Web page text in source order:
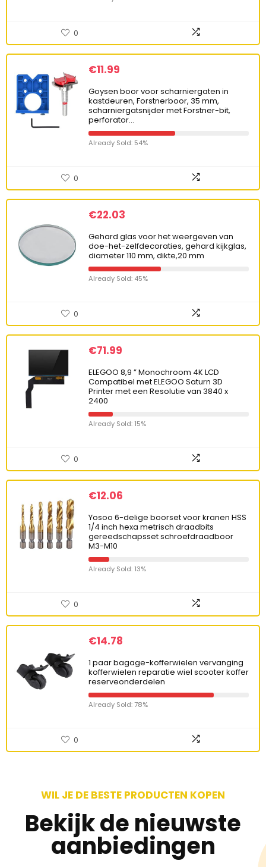
0
€11.99
Goysen boor voor scharniergaten in
kastdeuren, Forstnerboor, 35 mm,
scharniergatsnijder met Forstner-bit,
perforator…
Already Sold: 54%
0
€22.03
Gehard glas voor het weergeven van
doe-het-zelfdecoraties, gehard kijkglas,
diameter 110 mm, dikte,20 mm
Already Sold: 45%
0
€71.99
ELEGOO 8,9 ” Monochroom 4K LCD
Compatibel met ELEGOO Saturn 3D
Printer met een Resolutie van 3840 x
2400
Already Sold: 15%
0
€12.06
Yosoo 6-delige boorset voor kranen HSS
1/4 inch hexa metrisch draadbits
gereedschapsset schroefdraadboor
M3-M10
Already Sold: 13%
0
€14.78
1 paar bagage-kofferwielen vervanging
kofferwielen reparatie wiel scooter koffer
reserveonderdelen
Already Sold: 78%
0
WIL JE DE BESTE PRODUCTEN KOPEN
Bekijk de nieuwste
aanbiedingen